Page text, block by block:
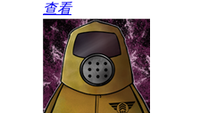
查看